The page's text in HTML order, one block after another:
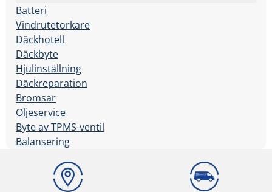
Batteri
Vindrutetorkare
Däckhotell
Däckbyte
Hjulinställning
Däckreparation
Bromsar
Oljeservice
Byte av TPMS-ventil
Balansering